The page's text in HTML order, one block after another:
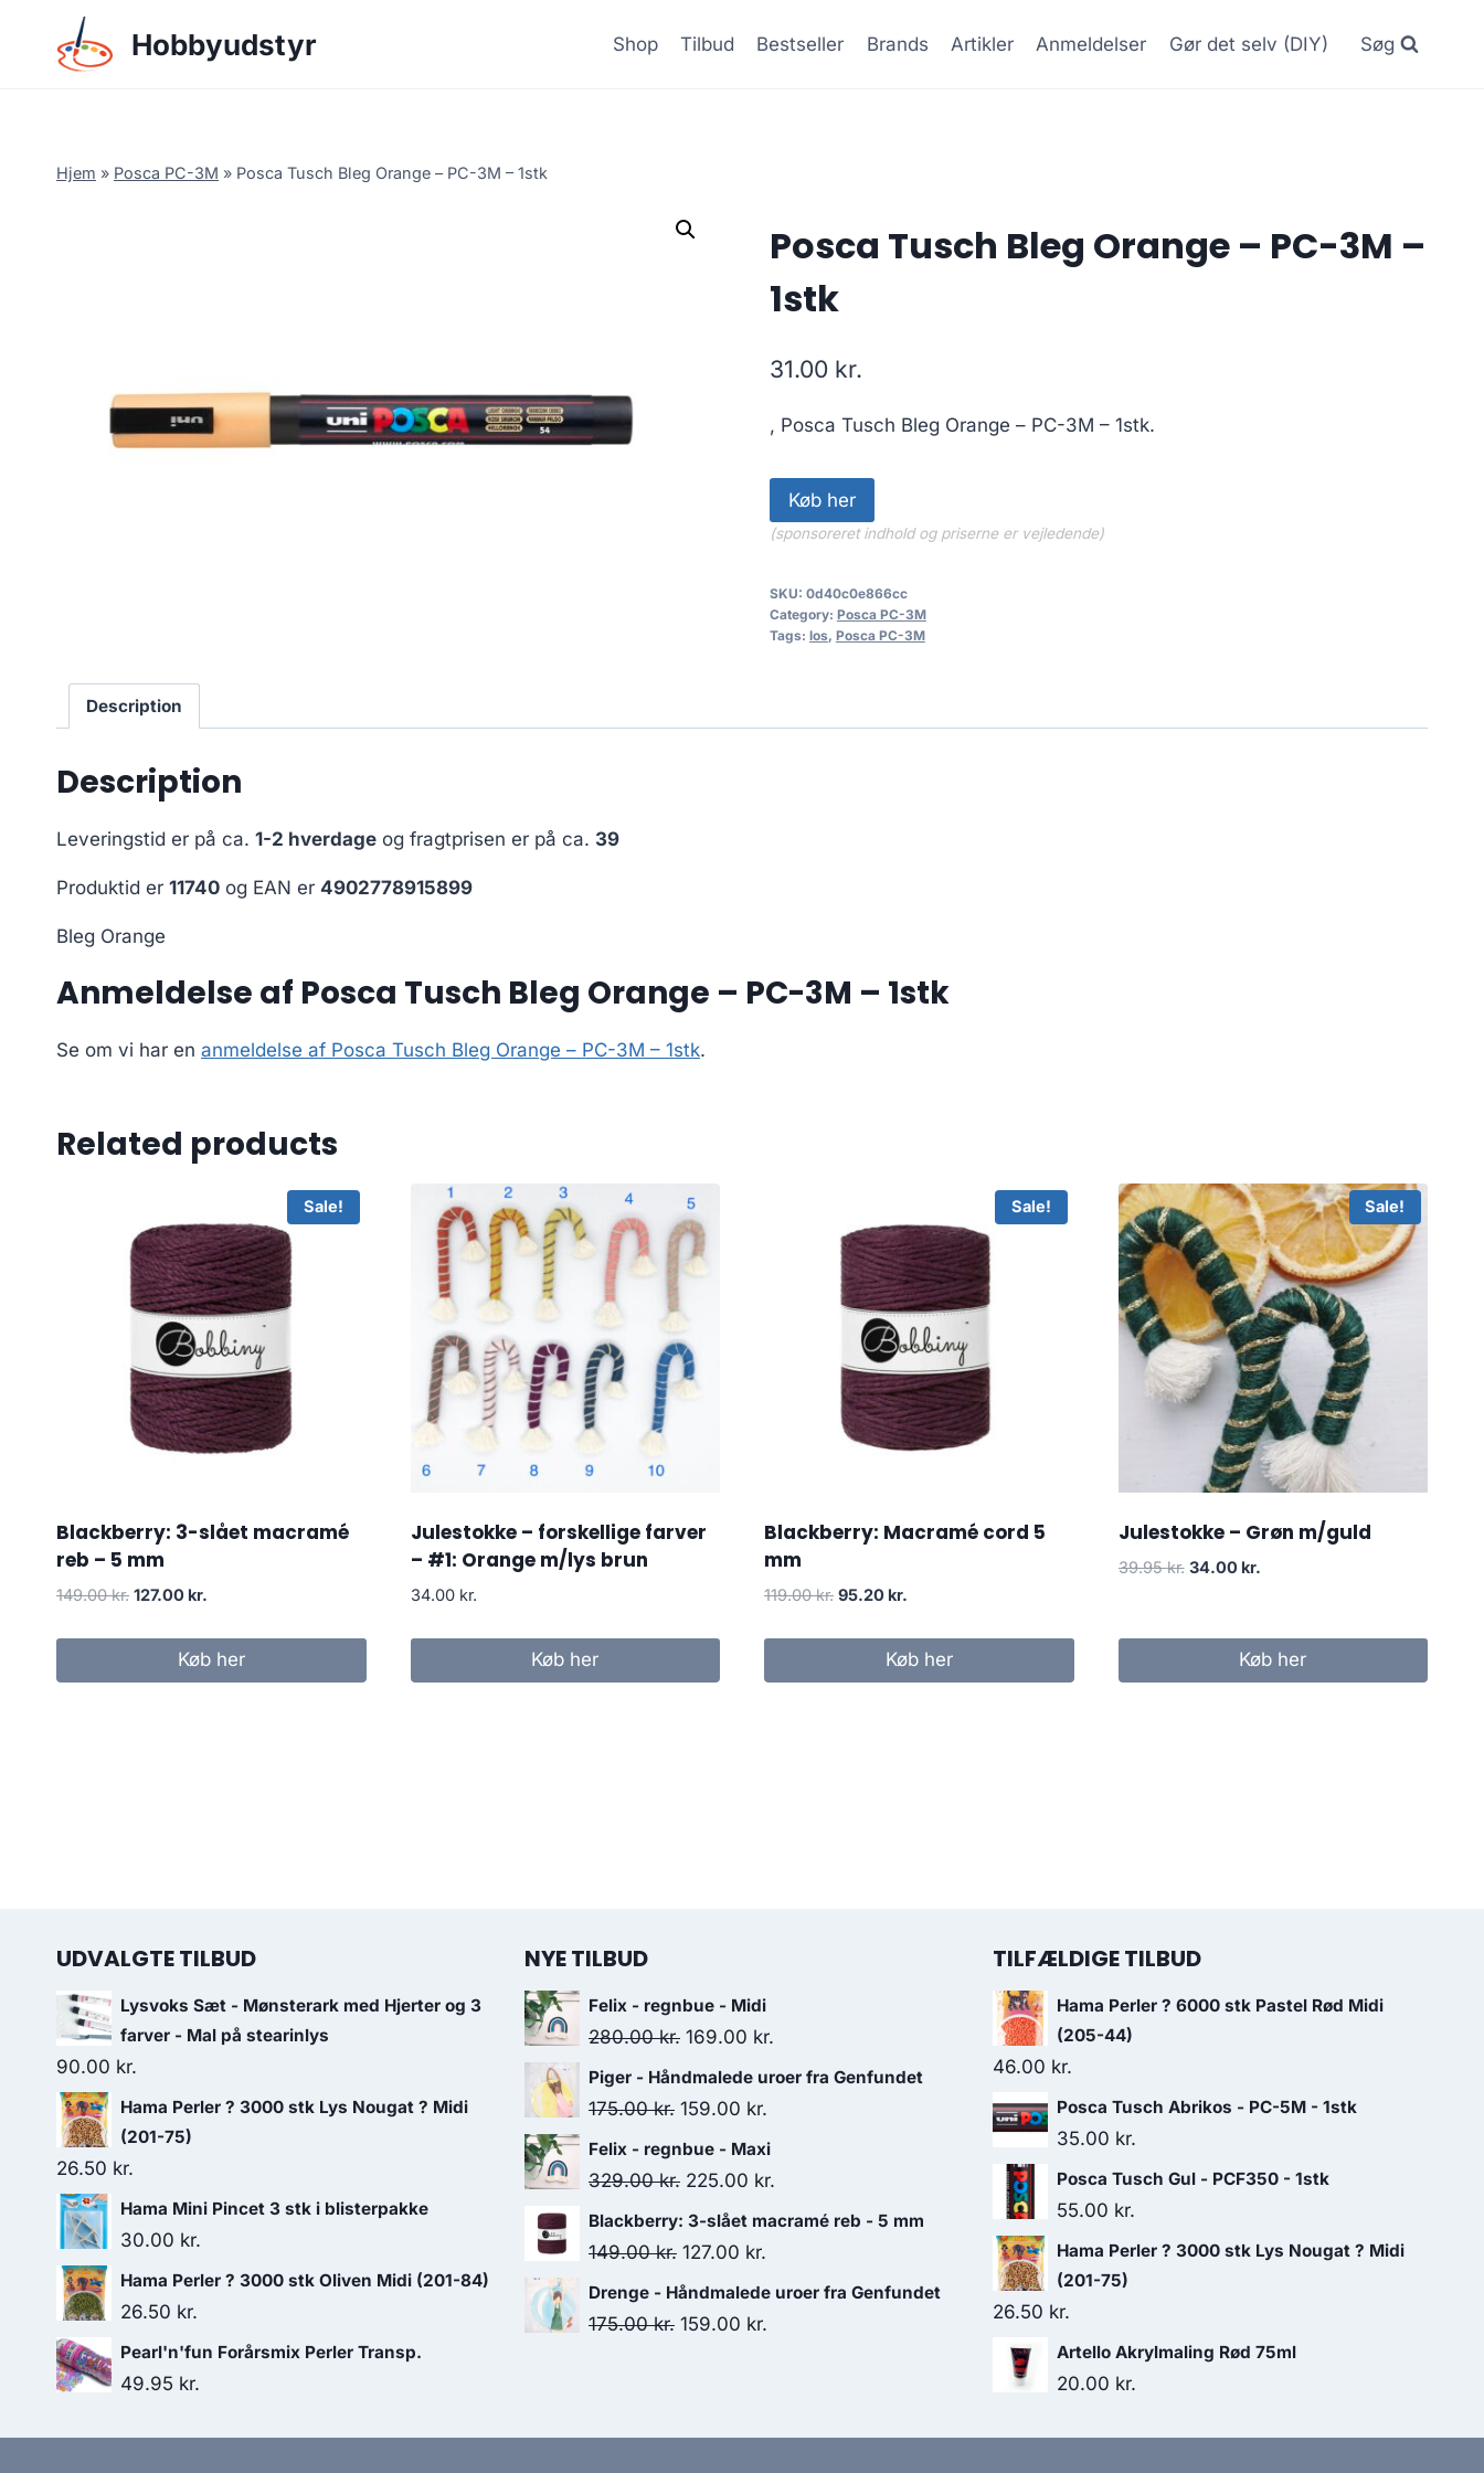
content
Hobbyudstyr Shop Tilbud Bestseller Brands Artikler Anmeldelser Gør det selv (DIY) Søg
Hjem » Posca PC-3M » Posca Tusch Bleg Orange – PC-3M – 1stk
Posca Tusch Bleg Orange – PC-3M –
1stk
31.00 kr.
, Posca Tusch Bleg Orange – PC-3M – 1stk.
Køb her
(sponsoreret indhold og priserne er vejledende)
SKU: 0d40c0e866cc
Category: Posca PC-3M
Tags: los, Posca PC-3M
Description
Description
Leveringstid er på ca. 1-2 hverdage og fragtprisen er på ca. 39
Produktid er 11740 og EAN er 4902778915899
Bleg Orange
Anmeldelse af Posca Tusch Bleg Orange – PC-3M – 1stk
Se om vi har en anmeldelse af Posca Tusch Bleg Orange – PC-3M – 1stk.
Related products
Sale!
Blackberry: 3-slået macramé
reb – 5 mm
149.00kr. 127.00 kr.
Køb her
Julestokke – forskellige farver
– #1: Orange m/lys brun
34.00 kr.
Køb her
Sale!
Blackberry: Macramé cord 5
mm
119.00kr. 95.20 kr.
Køb her
Sale!
Julestokke – Grøn m/guld
39.95kr. 34.00 kr.
Køb her
UDVALGTE TILBUD
Lysvoks Sæt - Mønsterark med Hjerter og 3
farver - Mal på stearinlys
90.00 kr.
Hama Perler ? 3000 stk Lys Nougat ? Midi
(201-75)
26.50 kr.
Hama Mini Pincet 3 stk i blisterpakke
30.00 kr.
Hama Perler ? 3000 stk Oliven Midi (201-84)
26.50 kr.
Pearl'n'fun Forårsmix Perler Transp.
49.95 kr.
NYE TILBUD
Felix - regnbue - Midi
280.00kr. 169.00 kr.
Piger - Håndmalede uroer fra Genfundet
175.00kr. 159.00 kr.
Felix - regnbue - Maxi
329.00kr. 225.00 kr.
Blackberry: 3-slået macramé reb - 5 mm
149.00kr. 127.00 kr.
Drenge - Håndmalede uroer fra Genfundet
175.00kr. 159.00 kr.
TILFÆLDIGE TILBUD
Hama Perler ? 6000 stk Pastel Rød Midi
(205-44)
46.00 kr.
Posca Tusch Abrikos - PC-5M - 1stk
35.00 kr.
Posca Tusch Gul - PCF350 - 1stk
55.00 kr.
Hama Perler ? 3000 stk Lys Nougat ? Midi
(201-75)
26.50 kr.
Artello Akrylmaling Rød 75ml
20.00 kr.